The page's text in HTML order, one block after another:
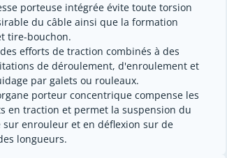
porteuse intégrée évite toute torsion
du câble ainsi que la formation
tire-bouchon.
efforts de traction combinés à des
de déroulement, d'enroulement et
par galets ou rouleaux.
porteur concentrique compense les
en traction et permet la suspension du
sur enrouleur et en déflexion sur de
longueurs.